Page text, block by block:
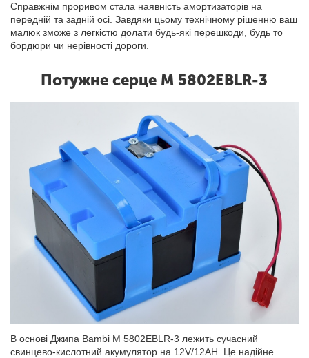
Справжнім проривом стала наявність амортизаторів на
передній та задній осі. Завдяки цьому технічному рішенню ваш
малюк зможе з легкістю долати будь-які перешкоди, будь то
бордюри чи нерівності дороги.
Потужне серце M 5802EBLR-3
В основі Джипа Bambi M 5802EBLR-3 лежить сучасний
свинцево-кислотний акумулятор на 12V/12AH. Це надійне